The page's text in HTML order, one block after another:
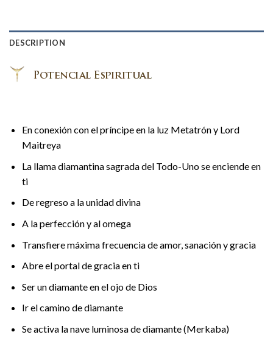
DESCRIPTION
En conexión con el príncipe en la luz Metatrón y Lord
Maitreya
La llama diamantina sagrada del Todo-Uno se enciende en
ti
De regreso a la unidad divina
A la perfección y al omega
Transfiere máxima frecuencia de amor, sanación y gracia
Abre el portal de gracia en ti
Ser un diamante en el ojo de Dios
Ir el camino de diamante
Se activa la nave luminosa de diamante (Merkaba)